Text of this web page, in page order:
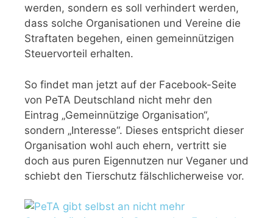
werden, sondern es soll verhindert werden,
dass solche Organisationen und Vereine die
Straftaten begehen, einen gemeinnützigen
Steuervorteil erhalten.
So findet man jetzt auf der Facebook-Seite
von PeTA Deutschland nicht mehr den
Eintrag „Gemeinnützige Organisation“,
sondern „Interesse“. Dieses entspricht dieser
Organisation wohl auch ehern, vertritt sie
doch aus puren Eigennutzen nur Veganer und
schiebt den Tierschutz fälschlicherweise vor.